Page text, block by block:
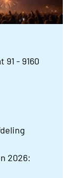
- 9160
2026: